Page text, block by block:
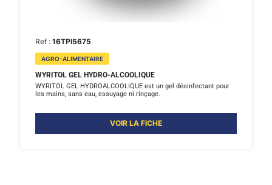
Ref : 16TPI5675
AGRO-ALIMENTAIRE
WYRITOL GEL HYDRO-ALCOOLIQUE
WYRITOL GEL HYDROALCOOLIQUE est un gel désinfectant pour
les mains, sans eau, essuyage ni rinçage.
VOIR LA FICHE